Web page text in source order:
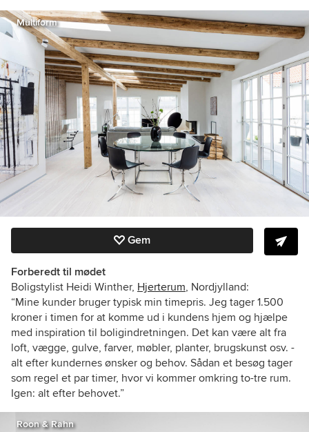
Multiform
Gem
Forberedt til mødet
Boligstylist Heidi Winther, Hjerterum, Nordjylland:
“Mine kunder bruger typisk min timepris. Jeg tager 1.500
kroner i timen for at komme ud i kundens hjem og hjælpe
med inspiration til boligindretningen. Det kan være alt fra
loft, vægge, gulve, farver, møbler, planter, brugskunst osv. -
alt efter kundernes ønsker og behov. Sådan et besøg tager
som regel et par timer, hvor vi kommer omkring to-tre rum.
Igen: alt efter behovet.”
Roon & Rahn